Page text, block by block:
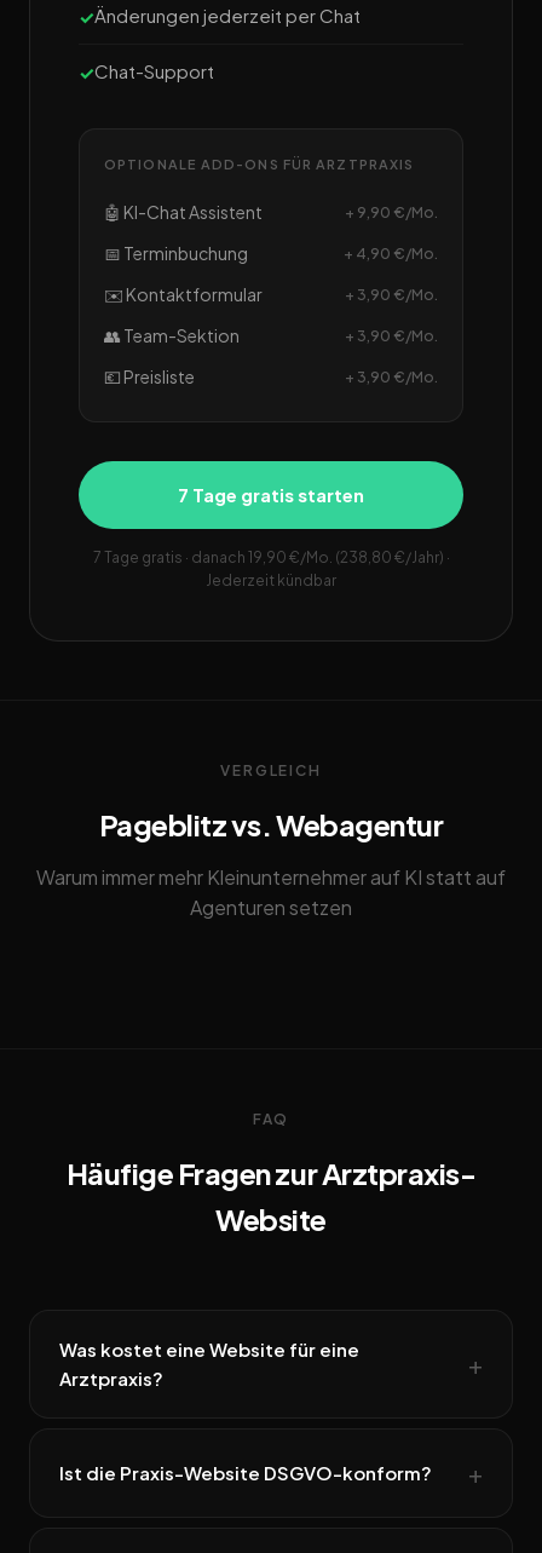
Änderungen jederzeit per Chat
Chat-Support
OPTIONALE ADD-ONS FÜR ARZTPRAXIS
🤖 KI-Chat Assistent + 9,90 €/Mo.
📅 Terminbuchung + 4,90 €/Mo.
✉️ Kontaktformular + 3,90 €/Mo.
👥 Team-Sektion + 3,90 €/Mo.
💶 Preisliste + 3,90 €/Mo.
7 Tage gratis starten
7 Tage gratis · danach 19,90 €/Mo. (238,80 €/Jahr) ·
Jederzeit kündbar
VERGLEICH
Pageblitz vs. Webagentur
Warum immer mehr Kleinunternehmer auf KI statt auf
Agenturen setzen
FAQ
Häufige Fragen zur Arztpraxis-
Website
Was kostet eine Website für eine
Arztpraxis?
Ist die Praxis-Website DSGVO-konform?